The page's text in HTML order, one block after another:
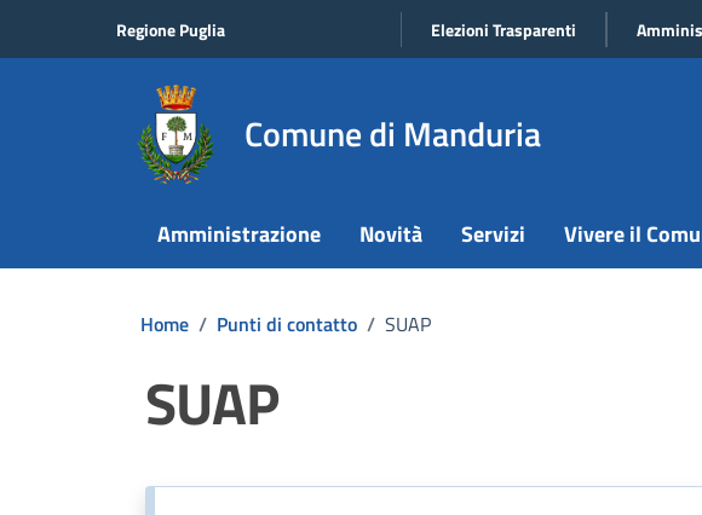
Regione Puglia Elezioni Trasparenti
Comune di Manduria
Amministrazione Novità Servizi Vivere il
Home / Punti di contatto / SUAP
SUAP